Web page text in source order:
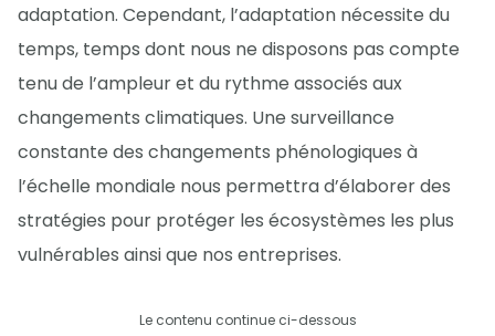
adaptation. Cependant, l’adaptation nécessite du
temps, temps dont nous ne disposons pas compte
tenu de l’ampleur et du rythme associés aux
changements climatiques. Une surveillance
constante des changements phénologiques à
l’échelle mondiale nous permettra d’élaborer des
stratégies pour protéger les écosystèmes les plus
vulnérables ainsi que nos entreprises.
Le contenu continue ci-dessous